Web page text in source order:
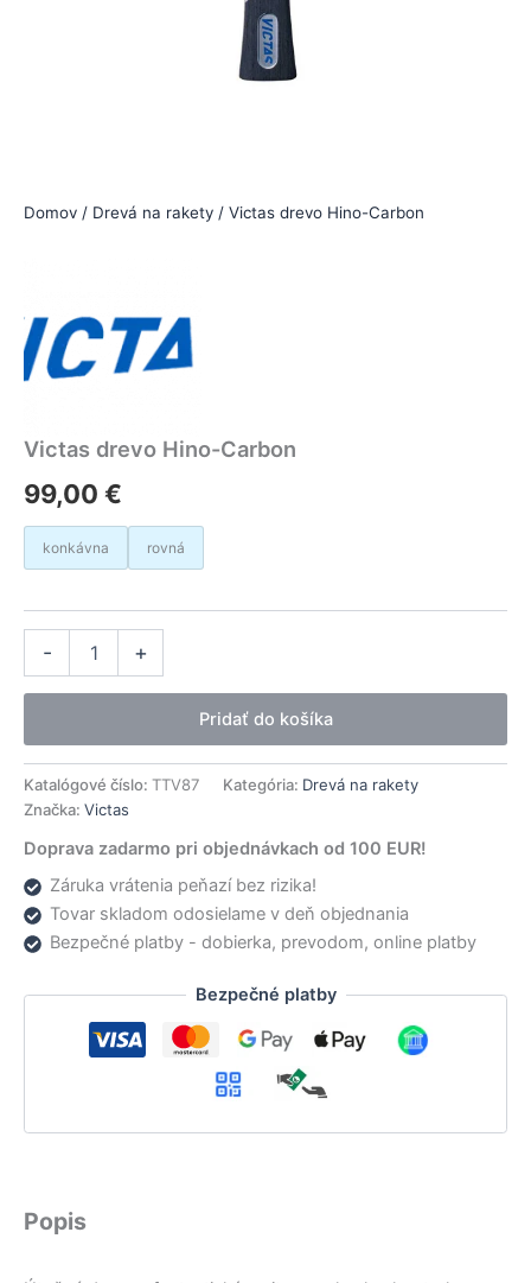
Domov / Drevá na rakety / Victas drevo Hino-Carbon
Victas drevo Hino-Carbon
99,00 €
konkávna rovná
- +
Pridať do košíka
Katalógové číslo: TTV87 Kategória: Drevá na rakety
Značka: Victas
Doprava zadarmo pri objednávkach od 100 EUR!
Záruka vrátenia peňazí bez rizika!
Tovar skladom odosielame v deň objednania
Bezpečné platby - dobierka, prevodom, online platby
Bezpečné platby
Popis